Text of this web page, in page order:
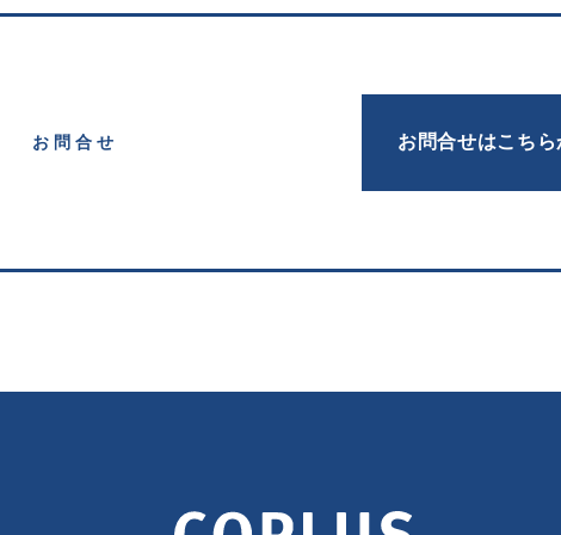
お問合せ お問合せはこちら